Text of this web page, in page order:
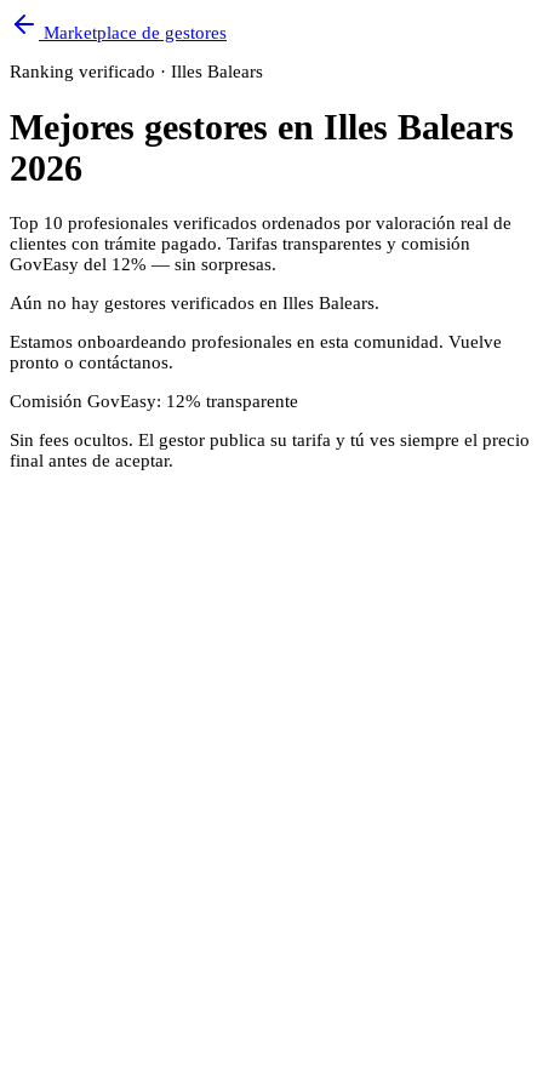
Marketplace de gestores
Ranking verificado · Illes Balears
Mejores gestores en Illes Balears
2026
Top 10 profesionales verificados ordenados por valoración real de
clientes con trámite pagado. Tarifas transparentes y comisión
GovEasy del 12% — sin sorpresas.
Aún no hay gestores verificados en Illes Balears.
Estamos onboardeando profesionales en esta comunidad. Vuelve
pronto o contáctanos.
Comisión GovEasy: 12% transparente
Sin fees ocultos. El gestor publica su tarifa y tú ves siempre el precio
final antes de aceptar.